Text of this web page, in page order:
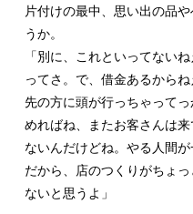
片付けの最中、思い出の品
うか。
「別に、これといってない
ってさ。で、借金あるから
先の方に頭が行っちゃって
めればね、またお客さんは
ないんだけどね。やる人間
だから、店のつくりがちょ
ないと思うよ」